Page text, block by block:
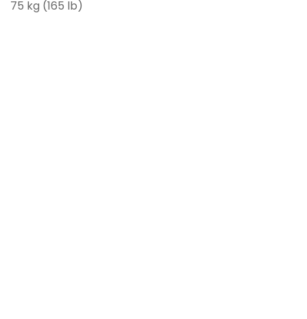
75 kg (165 lb)